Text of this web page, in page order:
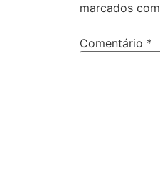
marcados com
Comentário *